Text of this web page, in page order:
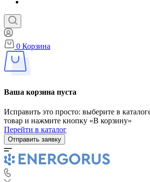
0 Корзина
Ваша корзина пуста
Исправить это просто: выберите в
товар и нажмите кнопку «В корзину»
Перейти в каталог
Отправить заявку